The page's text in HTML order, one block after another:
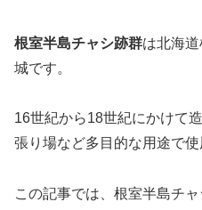
根室半島チャシ跡群は北海
城です。
16世紀から18世紀にかけて
張り場など多目的な用途で使
この記事では、根室半島チ